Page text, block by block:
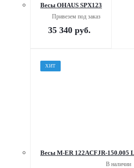
Весы OHAUS SPX123
Привезем под заказ
35 340 руб.
ХИТ
Весы M-ER 122АCFJR-150.005
В наличии